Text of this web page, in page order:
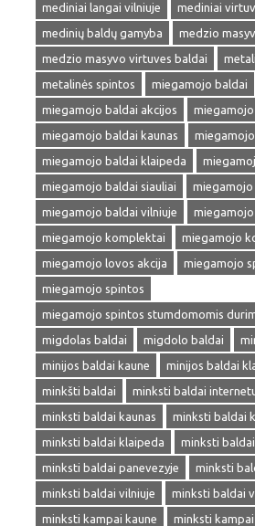
mediniai langai vilniuje
mediniai
medinių baldų gamyba
medzio
medzio masyvo virtuves baldai
metalinės spintos
miegamojo baldai
miegamojo baldai akcijos
miegamojo baldai kaunas
miegamojo baldai klaipeda
miegamojo baldai siauliai
miegamojo
miegamojo baldai vilniuje
miegamojo komplektai
miegamojo
miegamojo lovos akcija
miegamojo
miegamojo spintos
miegamojo spintos stumdomomis
migdolas baldai
migdolo baldai
minijos baldai kaune
minijos baldai
minkšti baldai
minksti baldai
minksti baldai kaunas
minksti baldai
minksti baldai klaipeda
minksti
minksti baldai panevezyje
minksti
minksti baldai vilniuje
minksti baldai
minksti kampai kaune
minksti